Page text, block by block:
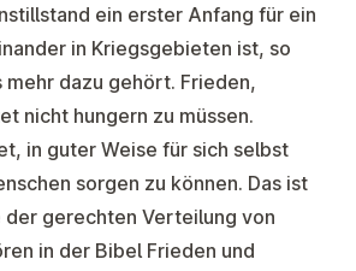
ein erster Anfang für ein
in Kriegsgebieten ist, so
mehr dazu gehört. Frieden,
nicht hungern zu müssen.
in guter Weise für sich selbst
sorgen zu können. Das ist
der gerechten Verteilung von
in der Bibel Frieden und